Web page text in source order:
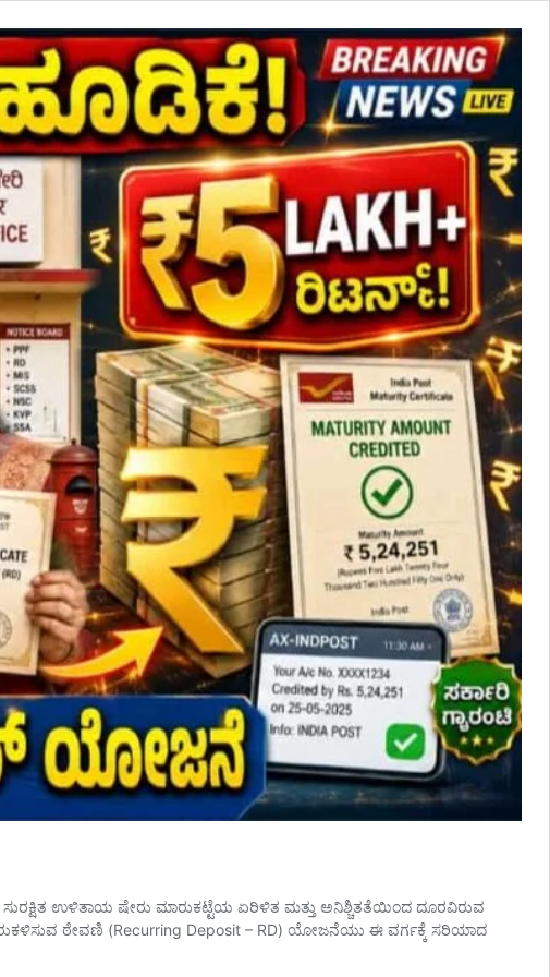
ಉಳಿತಾಯ ಷೇರು ಮಾರುಕಟ್ಟೆಯ ಏರಿಳಿತ ಮತ್ತು ಅನಿಶ್ಚಿತತೆಯಿಂದ ದೂರವಿರುವ
ಠೇವಣಿ (Recurring Deposit – RD) ಯೋಜನೆಯು ಈ ವರ್ಗಕ್ಕೆ ಸರಿಯಾದ